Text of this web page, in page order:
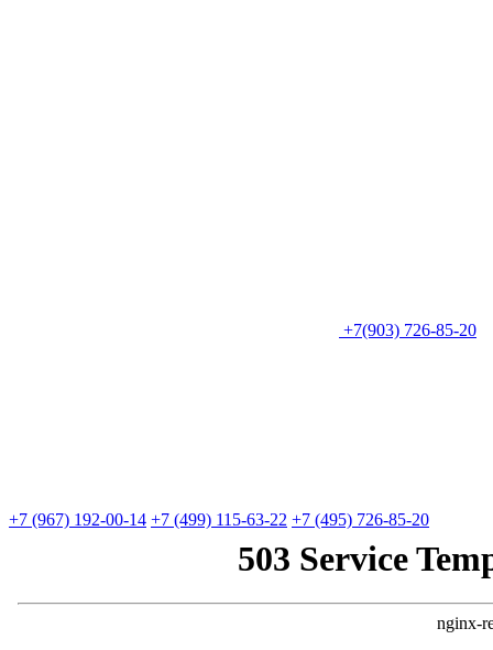
+7(903) 726-85-20
+7 (967) 192-00-14 +7 (499) 115-63-22 +7 (495) 726-85-20